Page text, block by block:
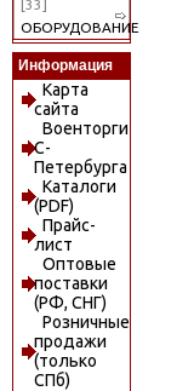
[33]
ОБОРУДОВАНИЕ
Информация
Карта
сайта
Военторги
С-
Петербурга
Каталоги
(PDF)
Прайс-
лист
Оптовые
поставки
(РФ, СНГ)
Розничные
продажи
(только
СПб)